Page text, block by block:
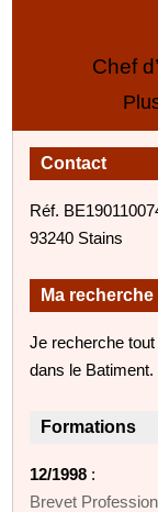
Chef
Contact
Réf.
93240 Stains
Ma recherche
Je recherche
dans le Batiment.
Formations
12/1998 :
Brevet